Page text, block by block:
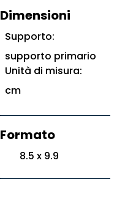
Dimensioni
Supporto:
supporto primario
Unità di misura:
cm
Formato
8.5 x 9.9